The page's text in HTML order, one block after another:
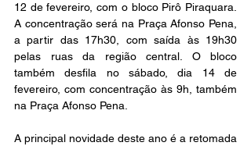
12 de fevereiro, com o bloco Pirô Piraquara.
A concentração será na Praça Afonso Pena,
a partir das 17h30, com saída às 19h30
pelas ruas da região central. O bloco
também desfila no sábado, dia 14 de
fevereiro, com concentração às 9h, também
na Praça Afonso Pena.
A principal novidade deste ano é a retomada